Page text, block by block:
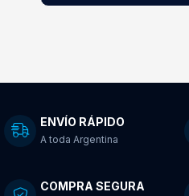
ENVÍO RÁPIDO
A toda Argentina
COMPRA SEGURA